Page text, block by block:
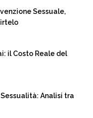
Sessuale,
il Costo Reale del
Analisi tra